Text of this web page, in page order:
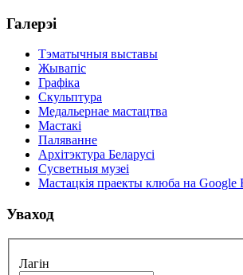
Галерэі
Тэматычныя выставы
Жывапіс
Графіка
Скульптура
Медальернае мастацтва
Мастакі
Паляванне
Архітэктура Беларусі
Сусветныя музеі
Мастацкія праекты клюба на Google
Уваход
Лагін